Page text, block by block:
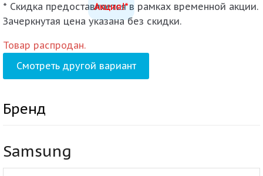
Акция!*
* Скидка предоставляется в рамках временной акции.
Зачеркнутая цена указана без скидки.
Товар распродан.
Смотреть другой вариант
Бренд
Samsung